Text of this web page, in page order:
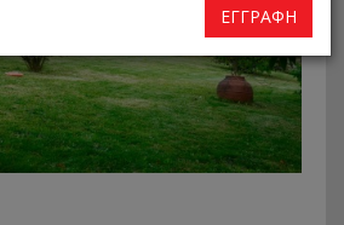
ΕΓΓΡΑΦΉ